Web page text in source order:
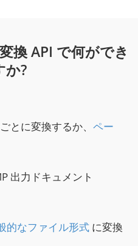
換 API で何ができ
か?
とに変換するか、 ペー
出力ドキュメント
的なファイル形式 に変換